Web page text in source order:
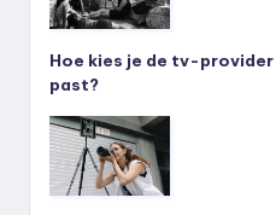
Hoe kies je de tv-
past?